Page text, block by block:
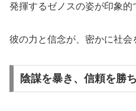
発揮するゼノスの姿が印象的
彼の力と信念が、密かに社会
陰謀を暴き、信頼を勝